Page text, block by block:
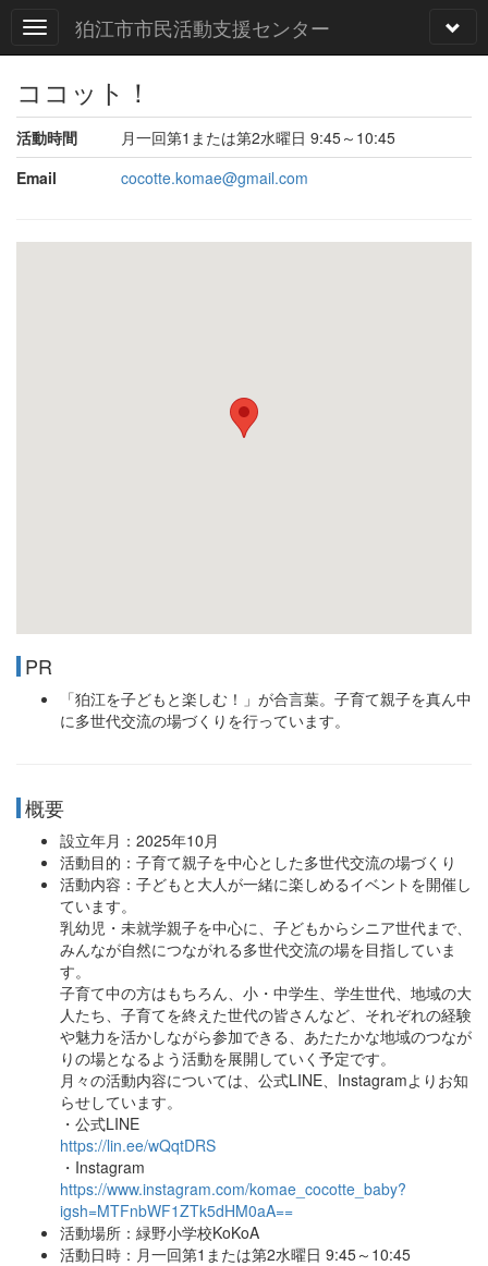
狛江市市民活動支援センター
ココット！
活動時間
月一回第1または第2水曜日 9:45～10:45
Email
cocotte.komae@gmail.com
PR
「狛江を子どもと楽しむ！」が合言葉。子育て親子を真ん中
に多世代交流の場づくりを行っています。
概要
設立年月：2025年10月
活動目的：子育て親子を中心とした多世代交流の場づくり
活動内容：子どもと大人が一緒に楽しめるイベントを開催し
ています。
乳幼児・未就学親子を中心に、子どもからシニア世代まで、
みんなが自然につながれる多世代交流の場を目指していま
す。
子育て中の方はもちろん、小・中学生、学生世代、地域の大
人たち、子育てを終えた世代の皆さんなど、それぞれの経験
や魅力を活かしながら参加できる、あたたかな地域のつなが
りの場となるよう活動を展開していく予定です。
月々の活動内容については、公式LINE、Instagramよりお知
らせしています。
・公式LINE
https://lin.ee/wQqtDRS
・Instagram
https://www.instagram.com/komae_cocotte_baby?
igsh=MTFnbWF1ZTk5dHM0aA==
活動場所：緑野小学校KoKoA
活動日時：月一回第1または第2水曜日 9:45～10:45